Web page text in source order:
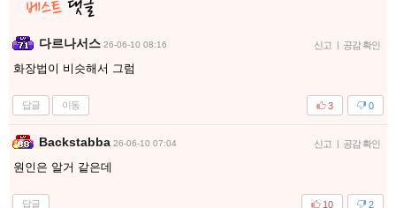
다르나서스 26-06-10 08:16 신고 | 공감 확인
화장법이 비슷해서 그럼
답글 이동 0
3
Backstabba 26-06-10 07:04 신고 | 공감 확인
원인은 알거 같은데
답글 2
10